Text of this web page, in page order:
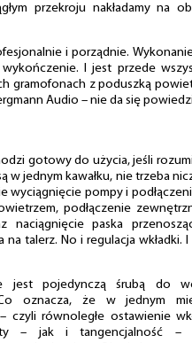
przekroju nakładamy na
i porządnie.
I jest przede
gramofonach z poduszką
Audio – nie da się
gotowy do użycia, jeśli
w jednym kawałku, nie trzeba
wyciągnięcie pompy i
podłączenie
naciągnięcie paska
talerz. No i regulacja wkładki.
jest pojedynczą śrubą do
oznacza, że w jednym
czyli równoległe ostawienie
– jak i tangencjalność –